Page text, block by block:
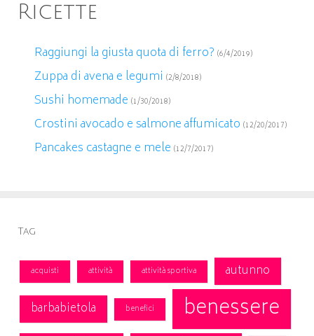
Ricette
Raggiungi la giusta quota di ferro? (6/4/2019)
Zuppa di avena e legumi (2/8/2018)
Sushi homemade (1/30/2018)
Crostini avocado e salmone affumicato (12/20/2017)
Pancakes castagne e mele (12/7/2017)
Tag
acquisti attività attività sportiva
autunno
barbabietola
benefici benessere